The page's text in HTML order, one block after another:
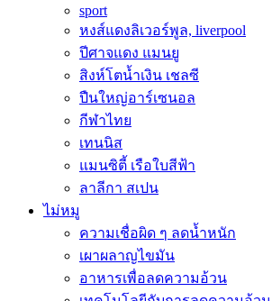
sport
หงส์แดงลิเวอร์พูล, liverpool
ปีศาจแดง แมนยู
สิงห์โตน้ำเงิน เชลซี
ปืนใหญ่อาร์เซนอล
กีฬาไทย
เทนนิส
แมนซิตี้ เรือใบสีฟ้า
ลาลีกา สเปน
ไม่หมู
ความเชื่อผิด ๆ ลดน้ำหนัก
เผาผลาญไขมัน
อาหารเพื่อลดความอ้วน